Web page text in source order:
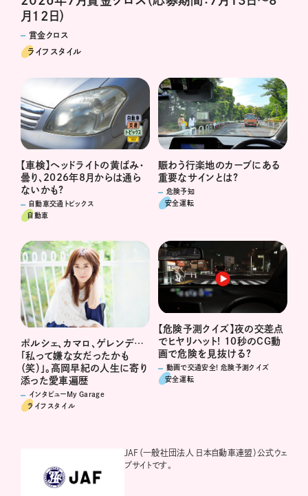
月12日）
賞金クロス
ライフスタイル
【車検】ヘッドライトの黄ばみ・
曇り、2026年8月からは通ら
ないかも?
自動車交通トピックス
自動車
賑わう行楽地のカーブにある
重要なサインとは?
危険予知
安全運転
ポルシェ、カマロ、ゲレンデ…
「私って嫌な女だったかも
（笑）」。高岡早紀の人生に寄り
添った愛車遍歴
インタビューMy Garage
ライフスタイル
【危険予測クイズ】夜の交差点
でヒヤリハット! 10秒のCG動
画で危険を見抜ける?
動画で交通安全! 危険予測クイズ
安全運転
JAF（一般社団法人 日本自動車連盟）公式ウェ
ブサイトです。